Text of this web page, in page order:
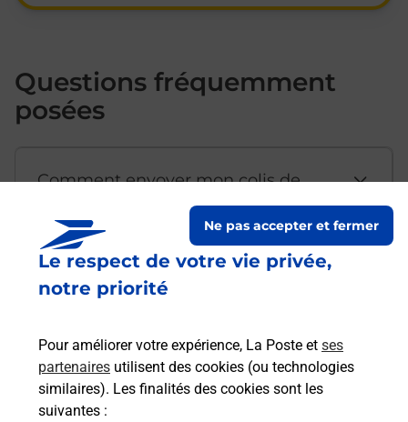
Le respect de votre vie privée,
notre priorité
Pour améliorer votre expérience, La Poste et ses
partenaires utilisent des cookies (ou technologies
similaires). Les finalités des cookies sont les
suivantes :
Ne pas accepter et fermer
Questions fréquemment
posées
Comment envoyer mon colis de
Est-il possible d’acheter un
emballage directement depuis un
Comment demander une
modification de livraison ?